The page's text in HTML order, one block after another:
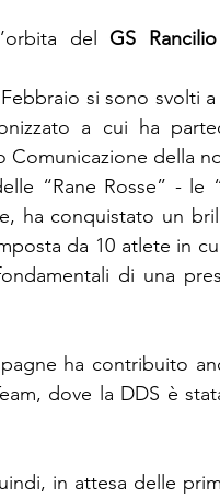
del GS Rancilio
si sono svolti
a cui ha
della
“Rane Rosse” - le
ha conquistato un
da 10 atlete in
di una
ha contribuito
dove la DDS è
in attesa delle